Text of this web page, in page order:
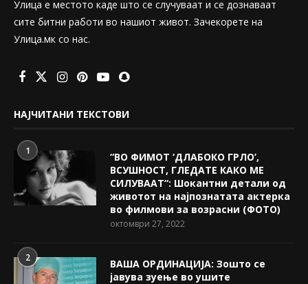
Улица е местото каде што се случуваат и се дознаваат
сите битни работи во нашиот живот. Зачекорете на
Улица.мк со нас.
НАЈЧИТАНИ ТЕКСТОВИ
1
“ВО ФИМОТ ‘ДЛАБОКО ГРЛО’,
ВСУШНОСТ, ГЛЕДАТЕ КАКО МЕ
СИЛУВААТ“: Шокантни детали од
животот на најпознатата актерка
во филмови за возрасни (ФОТО)
октомври 27, 2022
2
ВАША ОРДИНАЦИЈА: Зошто се
јавува зуење во ушите